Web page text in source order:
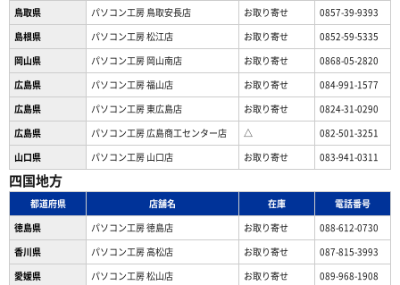
鳥取県
パソコン工房 鳥取安長店 お取り寄せ
0857-39-9393
島根県
パソコン工房 松江店 お取り寄せ
0852-59-5335
岡山県
パソコン工房 岡山南店 お取り寄せ
0868-05-2820
広島県
パソコン工房 福山店 お取り寄せ
084-991-1577
広島県
パソコン工房 東広島店 お取り寄せ
0824-31-0290
広島県
パソコン工房 広島商工センター店 △
082-501-3251
山口県
パソコン工房 山口店 お取り寄せ 083-941-0311
四国地方
都道府県 店舗名 在庫
電話番号
徳島県
パソコン工房 徳島店 お取り寄せ
088-612-0730
香川県
パソコン工房 高松店 お取り寄せ
087-815-3993
愛媛県
パソコン工房 松山店 お取り寄せ 089-968-1908